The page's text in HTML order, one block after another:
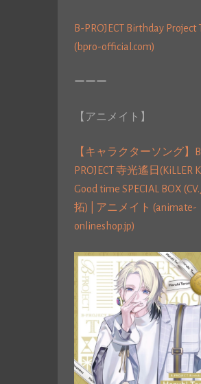
B-PROJECT Birthday Project
(bpro-official.com)
ーーー
【アニメイト】
【キャラクターソング】
PROJECT 寺光遙日(KiLLER
Good time SPECIAL BOX
拓) | アニメイト (animate-
onlineshop.jp)